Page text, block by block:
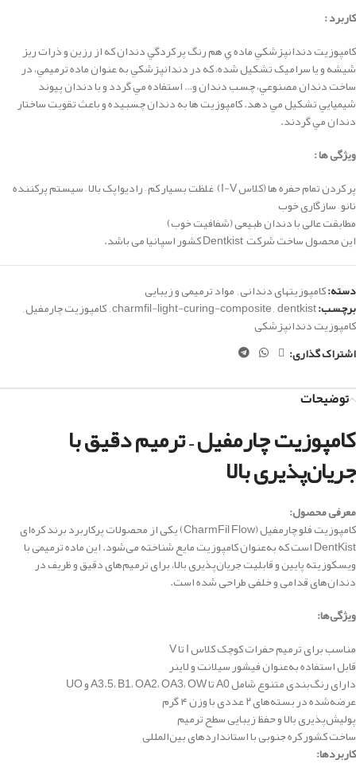
کاربرد :
كامپوزيت دندانپزشكي ماده ي هم رنگ پر کردگي دندان که از رزين و ذرات ريز
شيشه و يا سراميک تشکيل شده، كه در دندانپزشكي به عنوان ماده ترميمي، در
ساخت دندان مصنوعي، چسب دندان و… استفاده مي گردد و با دندان پيوند
شيميايي تشکيل مي دهد. كامپوزيت ها به دندان چسبيده و باعث تقويت ساختار
دندان مي گردند.
ویژگی ها :
پر کردن تمام حفره ها (کلاس I-V)
–غلظت بسیار کم –رادیواپک بالا –سیستم پرکننده
نانو–سازگاری خوب
مطابقت عالی با دندان طبیعی (شفافیت خوب)
این محصول ساخت شرکت کشور اسپانیا می باشد.
دسته:کامپوزیتهای دندانی,مواد ترمیمی و زیبایی
برچسب: charmfil-light-curing-composite,dentkist
,کامپوزیت چارمفیل,
کامپوزیت دندانپزشکی
اشتراک گذاری:
توضیحات
کامپوزیت چارمفیل – ترمیم دقیق با
جریان‌پذیری بالا
معرفی محصول:
کامپوزیت فلو چارمفیل (CharmFil Flow) یکی از محصولات پرکاربرد برند کره‌ای
DentKist است که به‌عنوان کامپوزیت مایع شناخته می‌شود. این ماده ترمیمی با
ویسکوزیته پایین و قابلیت جریان‌پذیری بالا، برای ترمیم‌های دقیق و ظریف در
دندان‌های قدامی و خلفی طراحی شده است.
ویژگی‌ها:
مناسب برای ترمیم حفرات کوچک کلاس I تا V
قابل استفاده به‌عنوان فیشور سیلانت و لاینر
دارای رنگ‌بندی متنوع شامل A0 تا A3.5، B1، OA2، OA3، OW و UO
عرضه‌شده در بسته‌های ۲ عددی با وزن ۴ گرم
پولیش‌پذیری بالا و حفظ زیبایی سطح ترمیم
ساخت کشور کره جنوبی با استانداردهای بین‌المللی
کاربردها: